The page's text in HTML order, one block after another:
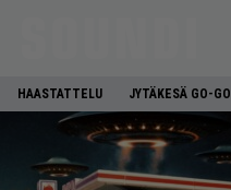
HAASTATTELU JYTÄKESÄ GO-GO